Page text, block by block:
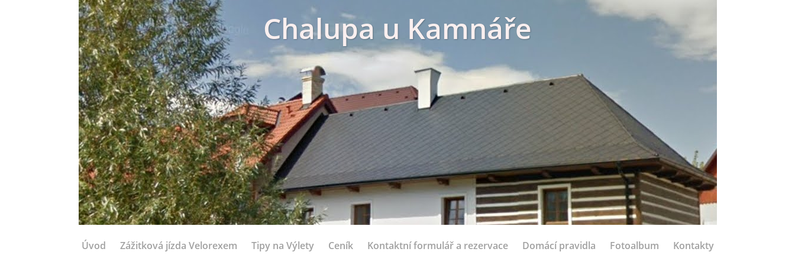
Chalupa u Kamnáře
Úvod Zážitková jízda Velorexem Tipy na Výlety Ceník Kontaktní formulář a rezervace Domácí pravidla Fotoalbum Kontakty